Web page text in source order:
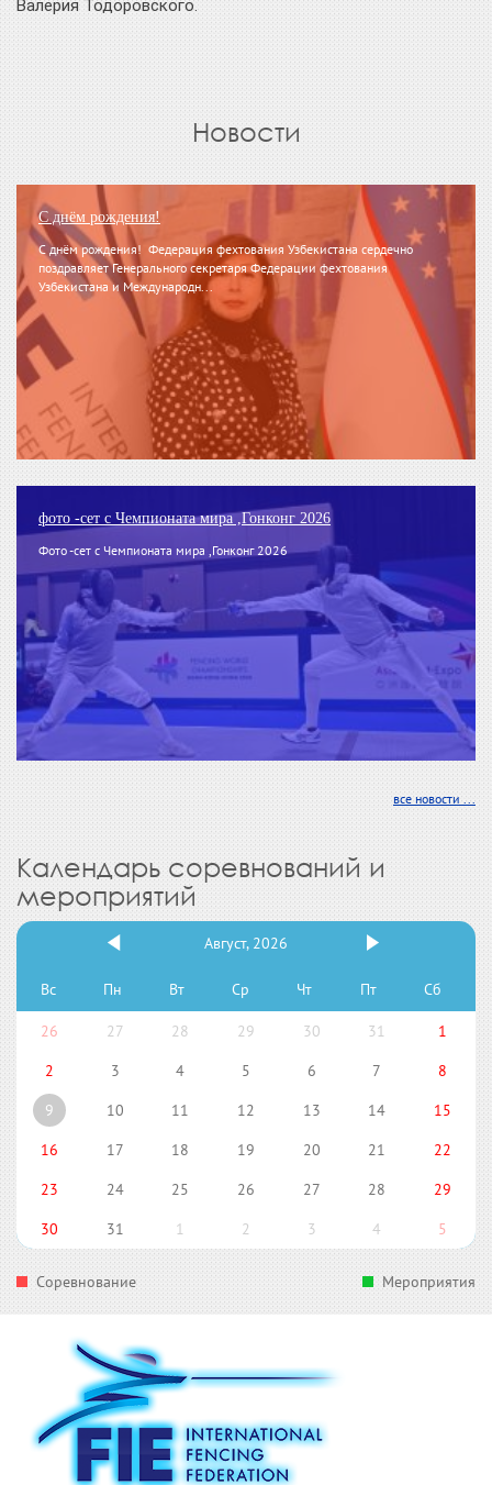
Валерия Тодоровского.
Новости
С днём рождения!
С днём рождения! Федерация фехтования Узбекистана сердечно
поздравляет Генерального секретаря Федерации фехтования
Узбекистана и Международн...
фото -сет с Чемпионата мира ,Гонконг 2026
Фото -сет с Чемпионата мира ,Гонконг 2026
все новости ...
Календарь соревнований и
мероприятий
Август, 2026
Вс Пн Вт Ср Чт Пт Сб
26 27 28 29 30 31
1
2
3 4 5 6 7
8
9
10 11 12 13 14
15
16
17 18 19 20 21
22
23
24 25 26 27 28
29
30
31 1 2 3 4 5
Соревнование Мероприятия